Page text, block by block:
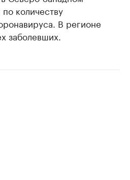
количеству
В регионе
заболевших.